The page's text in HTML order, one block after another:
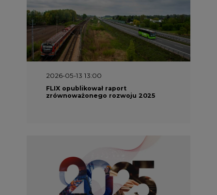
2026-05-13 13:00
FLIX opublikował raport
zrównoważonego rozwoju 2025